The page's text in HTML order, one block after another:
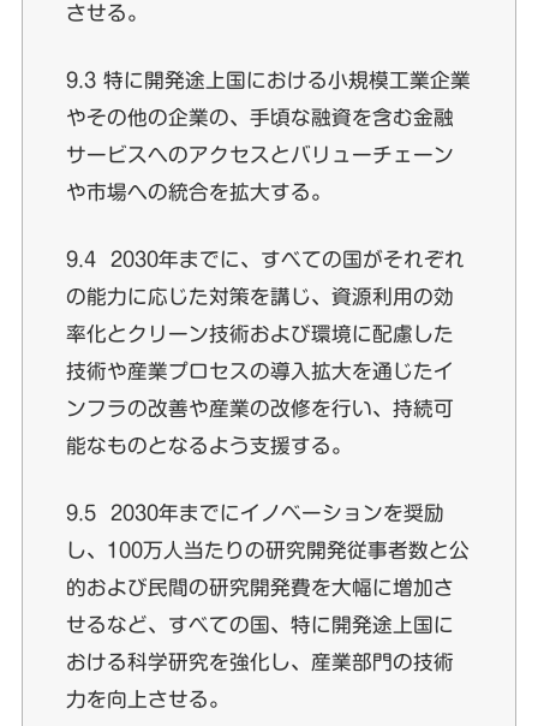
させる。
9.3 特に開発途上国における小規模工業企業
やその他の企業の、手頃な融資を含む金融
サービスへのアクセスとバリューチェーン
や市場への統合を拡大する。
9.4 2030年までに、すべての国がそれぞれ
の能力に応じた対策を講じ、資源利用の効
率化とクリーン技術および環境に配慮した
技術や産業プロセスの導入拡大を通じたイ
ンフラの改善や産業の改修を行い、持続可
能なものとなるよう支援する。
9.5 2030年までにイノベーションを奨励
し、100万人当たりの研究開発従事者数と公
的および民間の研究開発費を大幅に増加さ
せるなど、すべての国、特に開発途上国に
おける科学研究を強化し、産業部門の技術
力を向上させる。